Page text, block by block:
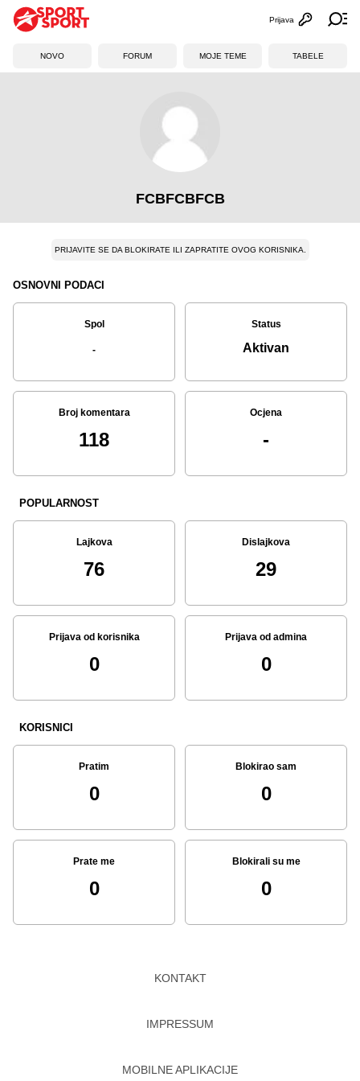
Otvori
Prijava
NOVO FORUM MOJE TEME TABELE
FCBFCBFCB
PRIJAVITE SE DA BLOKIRATE ILI ZAPRATITE OVOG KORISNIKA.
OSNOVNI PODACI
Spol
-
Status
Aktivan
Broj komentara
118
Ocjena
-
POPULARNOST
Lajkova
76
Dislajkova
29
Prijava od korisnika
0
Prijava od admina
0
KORISNICI
Pratim
0
Blokirao sam
0
Prate me
0
Blokirali su me
0
KONTAKT
IMPRESSUM
MOBILNE APLIKACIJE